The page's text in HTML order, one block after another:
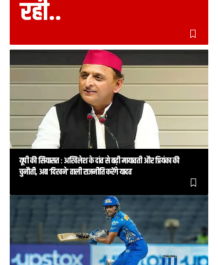
रही..
यूपी की सियासत : अखिलेश के दांव से बढ़ी मायावती और प्रियंका की
चुनौती, अब ‘दिखने’ वाली राजनीति करेंगे यादव